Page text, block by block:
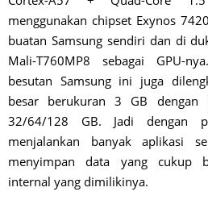
menggunakan chipset Exynos
buatan Samsung sendiri dan di
Mali-T760MP8 sebagai GPU-
besutan Samsung ini juga
besar berukuran 3 GB dengan
32/64/128 GB. Jadi dengan
menjalankan banyak aplikasi
menyimpan data yang cukup
internal yang dimilikinya.